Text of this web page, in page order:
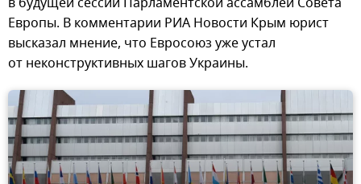
Европы. В комментарии РИА Новости Крым юрист
высказал мнение, что Евросоюз уже устал
от неконструктивных шагов Украины.